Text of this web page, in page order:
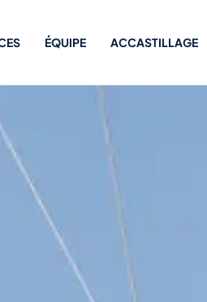
ÉQUIPE ACCASTILLAGE